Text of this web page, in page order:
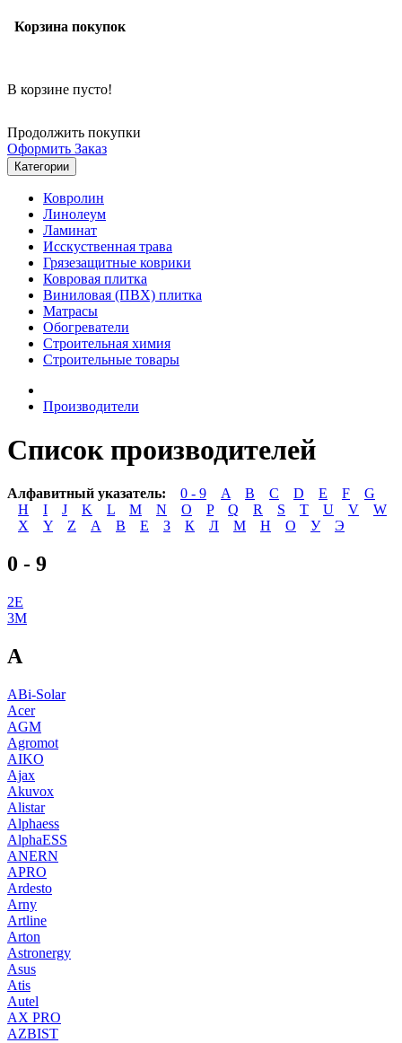
Корзина покупок
В корзине пусто!
Продолжить покупки
Оформить Заказ
Категории
Ковролин
Линолеум
Ламинат
Исскуственная трава
Грязезащитные коврики
Ковровая плитка
Виниловая (ПВХ) плитка
Матрасы
Обогреватели
Строительная химия
Строительные товары
Производители
Список производителей
Алфавитный указатель: 0 - 9 A B C D E F
G
H
I J K L M N O P Q R S T U V
W
X
Y Z А В Е З К Л М Н О У Э
0 - 9
2E
3M
A
ABi-Solar
Acer
AGM
Agromot
AIKO
Ajax
Akuvox
Alistar
Alphaess
AlphaESS
ANERN
APRO
Ardesto
Arny
Artline
Arton
Astronergy
Asus
Atis
Autel
AX PRO
AZBIST